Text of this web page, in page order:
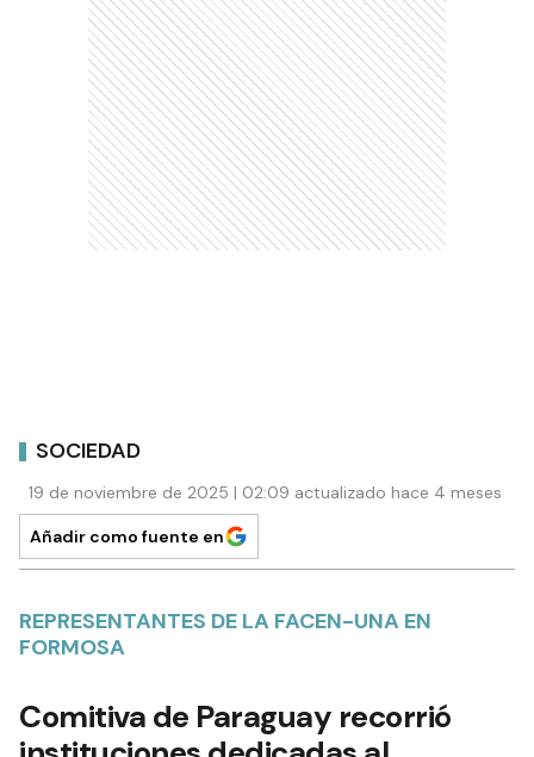
SOCIEDAD
19 de noviembre de 2025 | 02:09 actualizado hace 4 meses
Añadir como fuente en
REPRESENTANTES DE LA FACEN-UNA EN
FORMOSA
Comitiva de Paraguay recorrió